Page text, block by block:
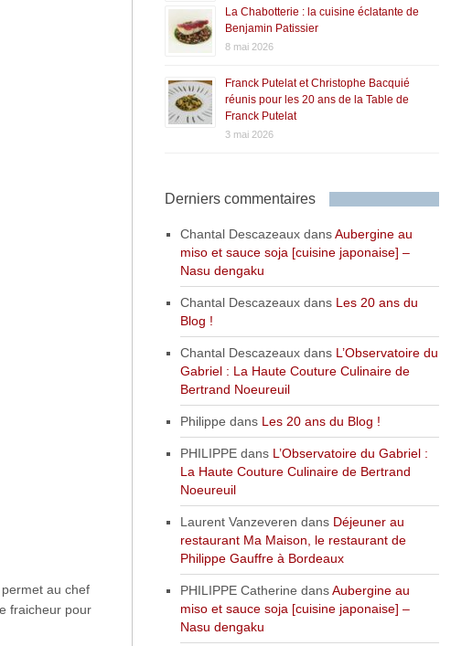
au chef
fraicheur pour
La Chabotterie : la cuisine éclatante de
Benjamin Patissier
8 mai 2026
Franck Putelat et Christophe Bacquié
réunis pour les 20 ans de la Table de
Franck Putelat
3 mai 2026
Derniers commentaires
Chantal DescazeauxdansAubergine au
miso et sauce soja [cuisine japonaise] –
Nasu dengaku
Chantal Descazeauxdans Les 20 ans du
Blog !
Chantal Descazeauxdans L’Observatoire du
Gabriel : La Haute Couture Culinaire de
Bertrand Noeureuil
Philippe dans Les 20 ans du Blog !
PHILIPPEdans L’Observatoire du Gabriel :
La Haute Couture Culinaire de Bertrand
Noeureuil
Laurent Vanzeveren dans Déjeuner au
restaurant Ma Maison, le restaurant de
Philippe Gauffre à Bordeaux
PHILIPPE Catherine dansAubergine au
miso et sauce soja [cuisine japonaise] –
Nasu dengaku